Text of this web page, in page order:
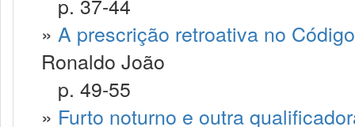
» A prescrição retroativa no
Ronaldo João
p. 49-55
» Furto noturno e outra